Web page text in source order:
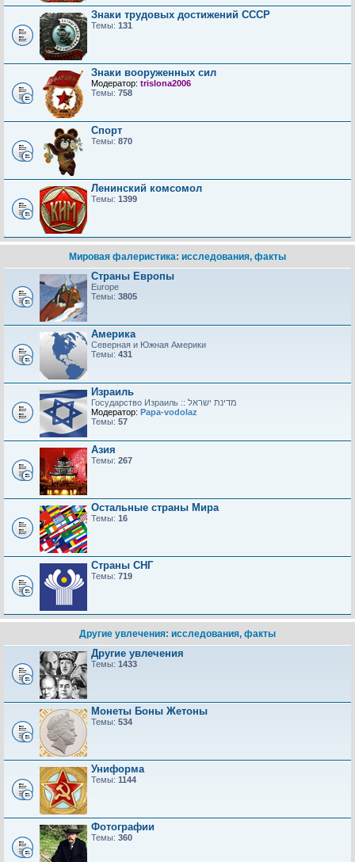
Знаки трудовых достижений CCCP
Темы: 131
Знаки вооруженных сил
Модератор: trislona2006
Темы: 758
Спорт
Темы: 870
Ленинский комсомол
Темы: 1399
Мировая фалеристика: исследования, факты
Страны Европы
Europe
Темы: 3805
Америка
Северная и Южная Америки
Темы: 431
Израиль
Модератор: Papa-vodolaz
Темы: 57
Азия
Темы: 267
Остальные страны Мира
Темы: 16
Страны СНГ
Темы: 719
Другие увлечения: исследования, факты
Другие увлечения
Темы: 1433
Монеты Боны Жетоны
Темы: 534
Униформа
Темы: 1144
Фотографии
Темы: 360